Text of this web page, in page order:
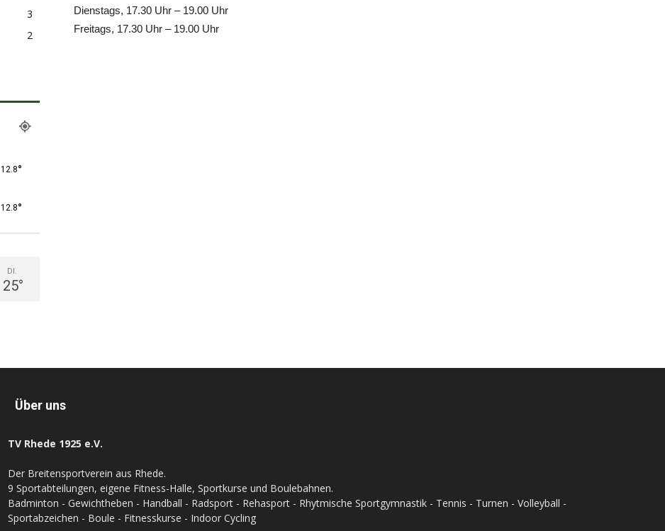
Dienstags, 17.30 Uhr – 19.00 Uhr
Freitags, 17.30 Uhr – 19.00 Uhr
3
2
12.8°
12.8°
DI.
25°
Über uns
TV Rhede 1925 e.V.
Der Breitensportverein aus Rhede.
9 Sportabteilungen, eigene Fitness-Halle, Sportkurse und Boulebahnen.
Badminton - Gewichtheben - Handball - Radsport - Rehasport - Rhytmische Sportgymnastik - Tennis - Turnen - Volleyball -
Sportabzeichen - Boule - Fitnesskurse - Indoor Cycling